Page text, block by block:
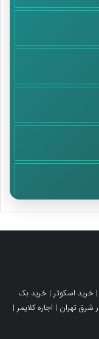
| خرید اسکوتر | خرید بک
شرق تهران | اجاره کلایمر |